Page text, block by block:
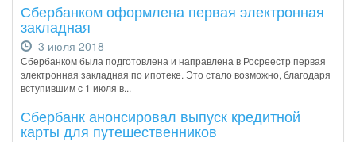
Сбербанком оформлена первая электронная
закладная
3 июля 2018
Сбербанком была подготовлена и направлена в Росреестр первая
электронная закладная по ипотеке. Это стало возможно, благодаря
вступившим с 1 июля в...
Сбербанк анонсировал выпуск кредитной
карты для путешественников